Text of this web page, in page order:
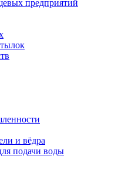
предприятий
и вёдра
подачи воды